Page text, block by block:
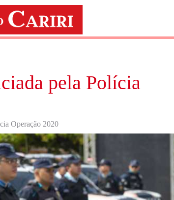
pela Polícia
Operação 2020